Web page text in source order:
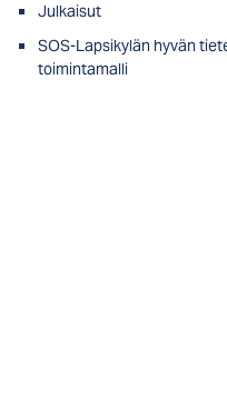
Julkaisut
SOS-Lapsikylän hyvän
toimintamalli